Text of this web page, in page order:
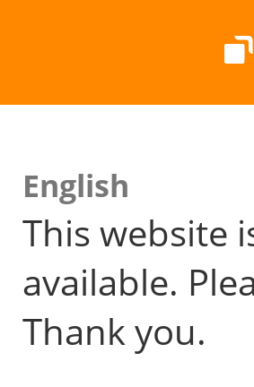
English
This website
available.
Thank you.